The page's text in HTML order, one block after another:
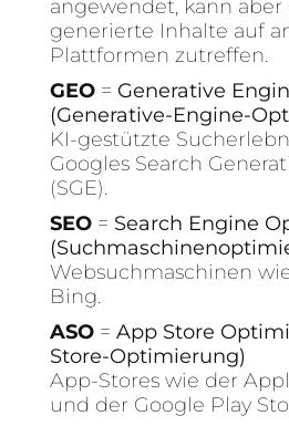
angewendet, kann aber
generierte Inhalte auf
Plattformen zutreffen.
GEO = Generative
(Generative-Engine-
KI-gestützte
Googles Search
(SGE).
SEO = Search Engine
Websuchmaschinen
Bing.
ASO = App Store
Store-Optimierung)
App-Stores wie der
und der Google Play